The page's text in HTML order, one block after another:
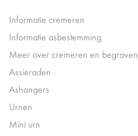
Informatie cremeren
Informatie asbestemming
Meer over cremeren en begraven
Assieraden
Ashangers
Urnen
Mini urn